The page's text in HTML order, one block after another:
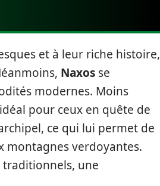
et à leur riche histoire,
Naxos se
modernes. Moins
pour ceux en quête de
ce qui lui permet de
montagnes verdoyantes.
traditionnels, une